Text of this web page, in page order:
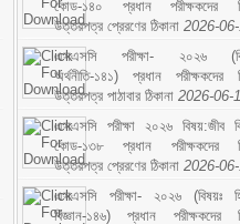
কোড-১৪০ প্রধান পরীক্ষকদের
উত্তরপত্র প্রেরণের ঠিকানা 2026-
এসএসসি পরীক্ষা- ২০২৬
অর্থনীতি-১৪১) প্রধান পরীক্ষকদের
উত্তরপত্র পাঠাবার ঠিকানা 2026-06-
এসএসসি পরীক্ষা ২০২৬ বিষয়:জীব
কোড-১৩৮ প্রধান পরীক্ষকদের
উত্তরপত্র প্রেরণের ঠিকানা 2026-
এসএসসি পরীক্ষা- ২০২৬ (বিষয়ঃ
বিজ্ঞান-১৪৬) প্রধান পরীক্ষকদের